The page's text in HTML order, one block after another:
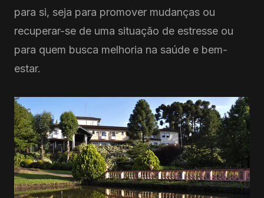
para si, seja para promover mudanças ou
recuperar-se de uma situação de estresse ou
para quem busca melhoria na saúde e bem-
estar.